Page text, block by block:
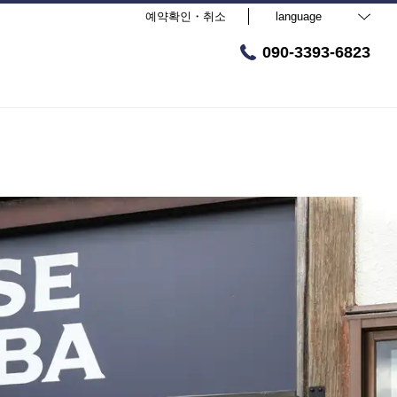
예약확인・취소 language
090-3393-6823